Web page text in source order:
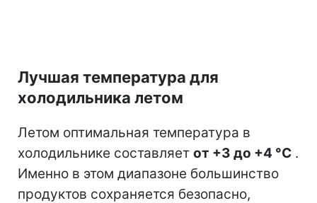
Лучшая температура для
холодильника летом
Летом оптимальная температура в
холодильнике составляет от +3 до +4 °C .
Именно в этом диапазоне большинство
продуктов сохраняется безопасно,